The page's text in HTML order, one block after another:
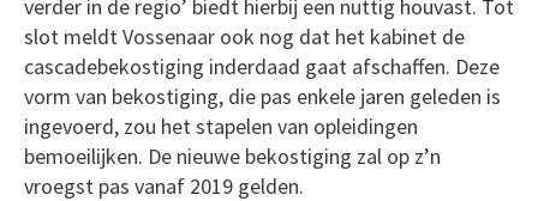
verder in de regio’ biedt hierbij een nuttig houvast. Tot
slot meldt Vossenaar ook nog dat het kabinet de
cascadebekostiging inderdaad gaat afschaffen. Deze
vorm van bekostiging, die pas enkele jaren geleden is
ingevoerd, zou het stapelen van opleidingen
bemoeilijken. De nieuwe bekostiging zal op z’n
vroegst pas vanaf 2019 gelden.